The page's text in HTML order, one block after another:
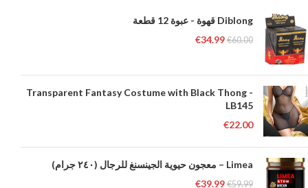
Diblong قهوة - عبوة 12 قطعة
€60.00
€34.99
Transparent Fantasy Costume with Black Thong -
LB145
€22.00
Limea – معجون حيوية الجينسنغ للرجال (٢٤٠ جرام)
€59.99
€39.99